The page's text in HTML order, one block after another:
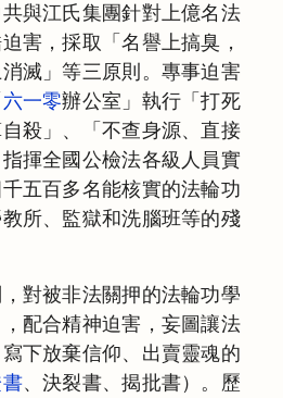
與江氏集團針對上億名法
害，採取「名譽上搞臭，
滅」等三原則。專事迫害
六一零辦公室」執行「打死
殺」、「不查身源、直接
揮全國公檢法各級人員實
五百多名能核實的法輪功
所、監獄和洗腦班等的殘
對被非法關押的法輪功學
配合精神迫害，妄圖讓法
下放棄信仰、出賣靈魂的
、決裂書、揭批書）。歷